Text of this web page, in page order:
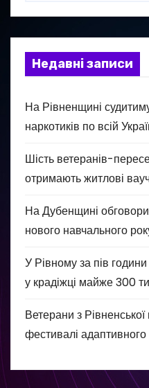
Недавні записи
На Рівненщині
наркотиків по всій
Шість ветеранів-
отримають житлові
На Дубенщині
нового навчального
У Рівному за пів
у крадіжці майже 300
Ветерани з
фестивалі адаптивного